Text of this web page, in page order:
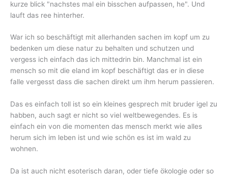
kurze blick "nachstes mal ein bisschen aufpassen, he". Und
lauft das ree hinterher.
War ich so beschäftigt mit allerhanden sachen im kopf um zu
bedenken um diese natur zu behalten und schutzen und
vergess ich einfach das ich mittedrin bin. Manchmal ist ein
mensch so mit die eland im kopf beschäftigt das er in diese
falle vergesst dass die sachen direkt um ihm herum passieren.
Das es einfach toll ist so ein kleines gesprech mit bruder igel zu
habben, auch sagt er nicht so viel weltbewegendes. Es is
einfach ein von die momenten das mensch merkt wie alles
herum sich im leben ist und wie schön es ist im wald zu
wohnen.
Da ist auch nicht esoterisch daran, oder tiefe ökologie oder so